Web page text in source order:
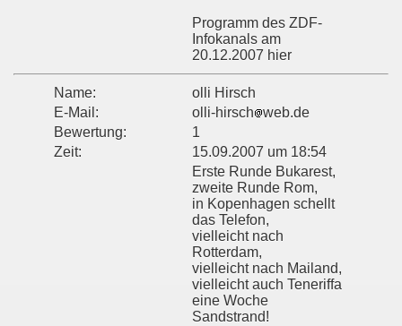
Programm des ZDF-
Infokanals am
20.12.2007 hier
Name:
olli Hirsch
E-Mail:
olli-hirsch
web.de
Bewertung:
1
Zeit:
15.09.2007 um 18:54
Erste Runde Bukarest,
zweite Runde Rom,
in Kopenhagen schellt
das Telefon,
vielleicht nach
Rotterdam,
vielleicht nach Mailand,
vielleicht auch Teneriffa
eine Woche
Sandstrand!